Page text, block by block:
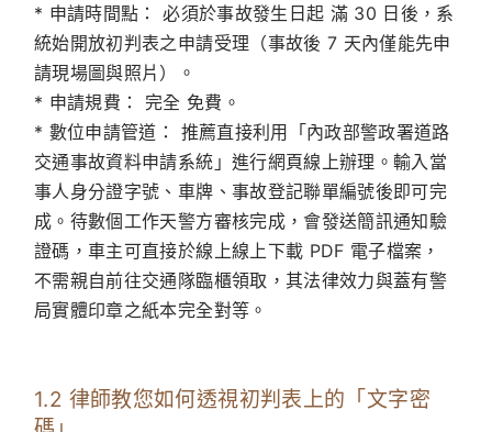
* 申請時間點： 必須於事故發生日起 滿 30 日後 ，系
統始開放初判表之申請受理（事故後 7 天內僅能先申
請現場圖與照片）。
* 申請規費： 完全 免費 。
* 數位申請管道：
推薦直接利用「內政部警政署道路
交通事故資料申請系統」進行網頁線上辦理。輸入當
事人身分證字號、車牌、事故登記聯單編號後即可完
成。待數個工作天警方審核完成，會發送簡訊通知驗
證碼，車主可直接於線上線上下載 PDF 電子檔案，
不需親自前往交通隊臨櫃領取，其法律效力與蓋有警
局實體印章之紙本完全對等。
1.2 律師教您如何透視初判表上的「文字密